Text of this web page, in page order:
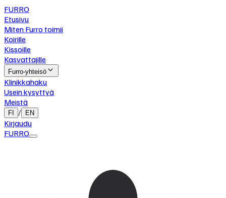
FURRO
Etusivu
Miten Furro toimii
Koirille
Kissoille
Kasvattajille
Furro-yhteisö
Klinikkahaku
Usein kysyttyä
Meistä
FI / EN
Kirjaudu
FURRO